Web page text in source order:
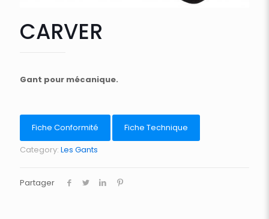
CARVER
Gant pour mécanique.
Fiche Conformité
Fiche Technique
Category: Les Gants
Partager